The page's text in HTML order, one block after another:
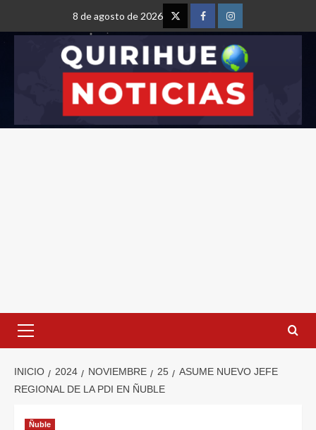
8 de agosto de 2026
INICIO 2024 NOVIEMBRE 25
ASUME NUEVO JEFE
REGIONAL DE LA PDI EN ÑUBLE
Ñuble